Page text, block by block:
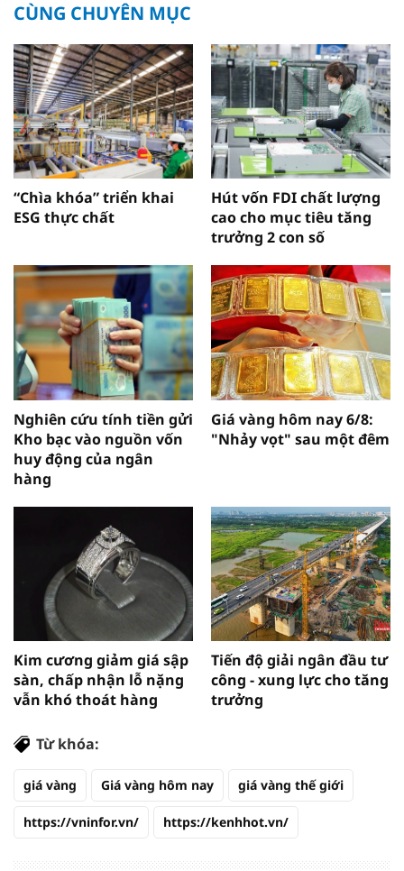
CÙNG CHUYÊN MỤC
“Chìa khóa” triển khai
ESG thực chất
Hút vốn FDI chất lượng
cao cho mục tiêu tăng
trưởng 2 con số
Nghiên cứu tính tiền gửi
Kho bạc vào nguồn vốn
huy động của ngân
hàng
Giá vàng hôm nay 6/8:
"Nhảy vọt" sau một đêm
Kim cương giảm giá sập
sàn, chấp nhận lỗ nặng
vẫn khó thoát hàng
Tiến độ giải ngân đầu tư
công - xung lực cho tăng
trưởng
Từ khóa:
giá vàng Giá vàng hôm nay giá vàng thế giới
https://vninfor.vn/ https://kenhhot.vn/